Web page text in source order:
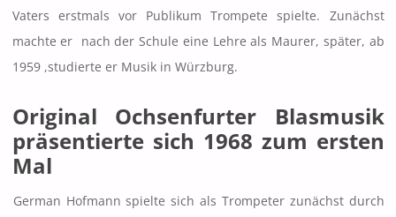
Vaters erstmals vor Publikum Trompete spielte. Zunächst
machte er nach der Schule eine Lehre als Maurer, später, ab
1959 ,studierte er Musik in Würzburg.
Original Ochsenfurter Blasmusik
präsentierte sich 1968 zum ersten
Mal
German Hofmann spielte sich als Trompeter zunächst durch